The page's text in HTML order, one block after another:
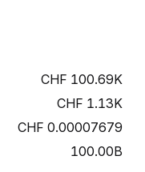
100.69K
1.13K
0.00007679
100.00B